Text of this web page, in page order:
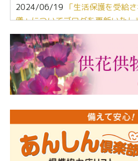
2024/06/19 「生活保護を受給
儀」についてブログを更新いたし
2024/03/06【終活なるほど教
ぶ！はじめてのお葬式」小さな家
瀬 ご参加ありがとうございまし
2024/01/19令和6年能登半島地
告
人形供養 寄付のご
2023/12/16終活なるほど教室＠
ス®上鶴間 エンディングノート
2023/11/29 永田屋創業110周